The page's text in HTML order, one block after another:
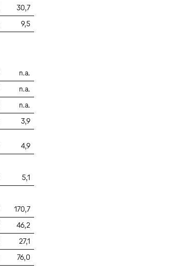
30,7
9,5
n.a.
n.a.
n.a.
3,9
4,9
5,1
170,7
46,2
27,1
76,0